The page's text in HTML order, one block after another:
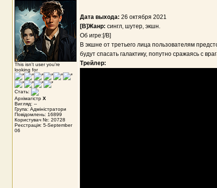
This isn't user you're
looking for
Стать:
Архімагістр X
Вигляд: --
Група: Адміністратори
Повідомлень: 16899
Користувач №: 20728
Реєстрація: 5-September
06
Дата выхода: 26 октября 2021
[B]Жанр: сингл, шутер, экшн.
Об игре:[/B]
В экшне от третьего лица пользователям
будут спасать галактику, попутно сражаясь с
Трейлер: